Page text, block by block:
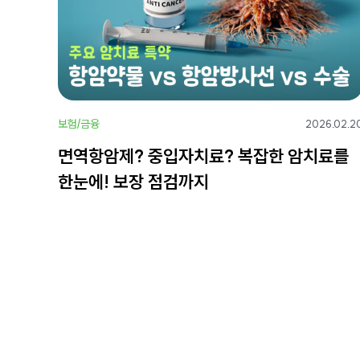
보험/금융
면역항암제? 중입자치료? 복잡한 암치료를
한눈에! 보장 점검까지